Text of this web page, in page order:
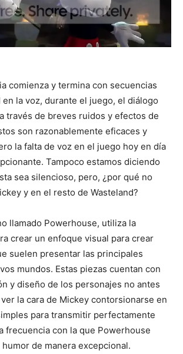
comienza y termina con secuencias
en la voz, durante el juego, el diálogo
través de breves ruidos y efectos de
son razonablemente eficaces y
la falta de voz en el juego hoy en día
Tampoco estamos diciendo
sea silencioso, pero, ¿por qué no
y en el resto de Wasteland?
llamado Powerhouse, utiliza la
crear un enfoque visual para crear
suelen presentar las principales
mundos. Estas piezas cuentan con
y diseño de los personajes no antes
la cara de Mickey contorsionarse en
para transmitir perfectamente
frecuencia con la que Powerhouse
de manera excepcional.